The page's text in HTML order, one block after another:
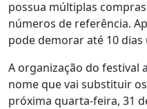
possua múltiplas
números de referência.
pode demorar até 10
A organização do festival
nome que vai substituir
próxima quarta-feira, 31